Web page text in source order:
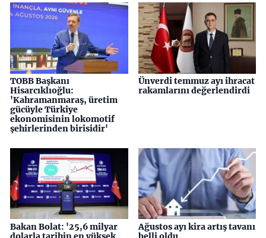
TOBB Başkanı
Hisarcıklıoğlu:
'Kahramanmaraş, üretim
gücüyle Türkiye
ekonomisinin lokomotif
şehirlerinden birisidir'
Ünverdi temmuz ayı ihracat
rakamlarını değerlendirdi
Bakan Bolat: '25,6 milyar
Ağustos ayı kira artış tavanı